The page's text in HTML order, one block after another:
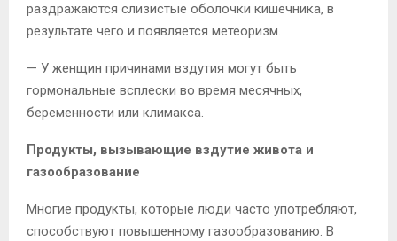
раздражаются слизистые оболочки кишечника, в
результате чего и появляется метеоризм.
— У женщин причинами вздутия могут быть
гормональные всплески во время месячных,
беременности или климакса.
Продукты, вызывающие вздутие живота и
газообразование
Многие продукты, которые люди часто употребляют,
способствуют повышенному газообразованию. В